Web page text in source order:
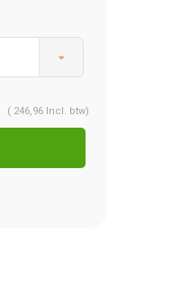
( 246,96 Incl. btw)